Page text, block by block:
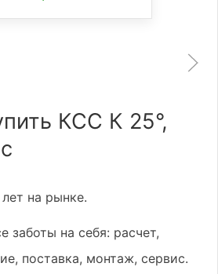
КСС К 25°,
на рынке.
заботы на себя: расчет,
поставка, монтаж, сервис.